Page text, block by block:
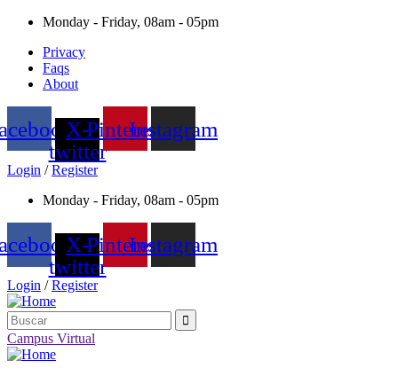
Monday - Friday, 08am - 05pm
Privacy
Faqs
About
X-
twitter
PinterestInstagram
Login / Register
Monday - Friday, 08am - 05pm
X-
twitter
PinterestInstagram
Login / Register
Campus Virtual